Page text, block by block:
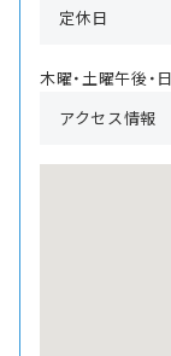
定休日
木曜・土曜午後・
アクセス情報